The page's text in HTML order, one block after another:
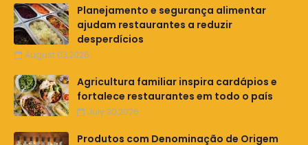
Planejamento e segurança alimentar
ajudam restaurantes a reduzir
desperdícios
August 03,2026
Agricultura familiar inspira cardápios e
fortalece restaurantes em todo o país
July 30,2026
Produtos com Denominação de Origem